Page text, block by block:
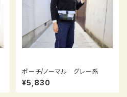
ポーチ/ノーマル グレー系
¥5,830